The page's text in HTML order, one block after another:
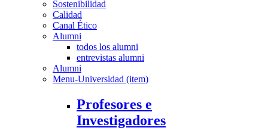
Sostenibilidad
Calidad
Canal Ético
Alumni
todos los alumni
entrevistas alumni
Alumni
Menu-Universidad (item)
Profesores e
Investigadores